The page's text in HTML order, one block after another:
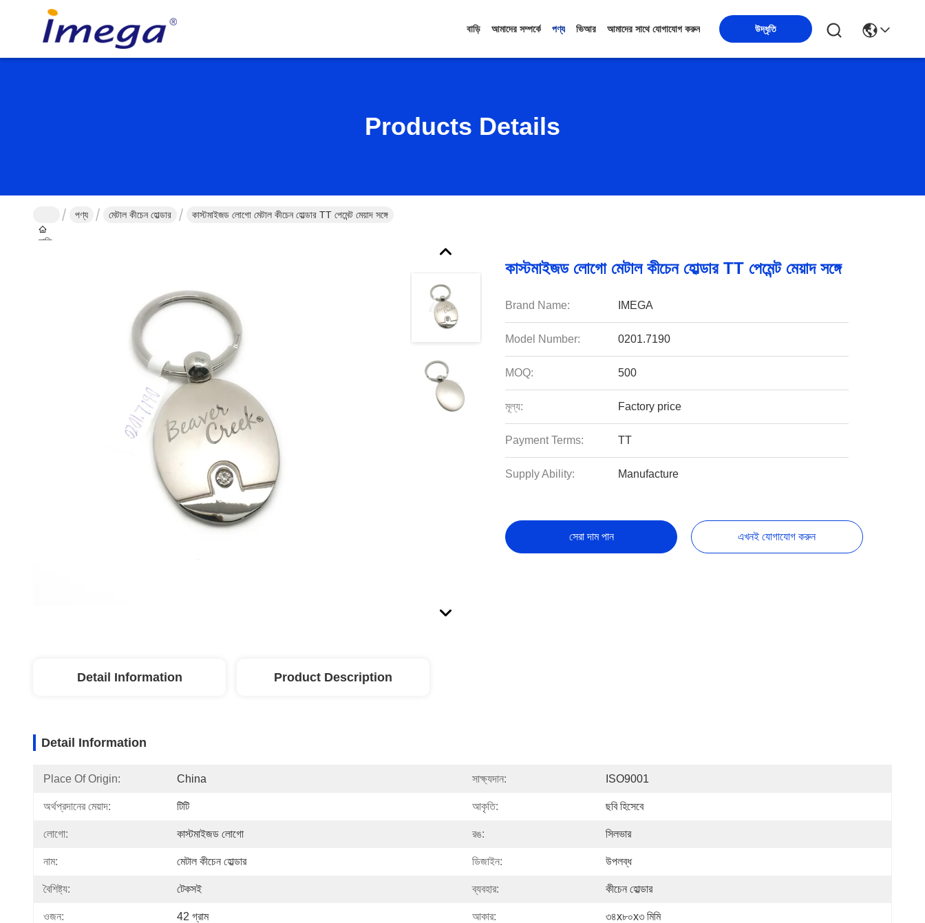
বাড়ি আমাদের সম্পর্কে পণ্য ভিআর আমাদের সাথে যোগাযোগ করুন উদ্ধৃতি
Products Details
বাড়ি
পণ্য মেটাল কীচেন হোল্ডার কাস্টমাইজড লোগো মেটাল কীচেন হোল্ডার TT পেমেন্ট মেয়াদ সঙ্গে
কাস্টমাইজড লোগো মেটাল কীচেন হোল্ডার TT পেমেন্ট মেয়াদ সঙ্গে
Brand Name: IMEGA
Model Number: 0201.7190
MOQ: 500
মূল্য: Factory price
Payment Terms: TT
Supply Ability: Manufacture
সেরা দাম পান এখনই যোগাযোগ করুন
Detail Information Product Description
Detail Information
Place Of Origin: China সাক্ষ্যদান: ISO9001
অর্থপ্রদানের মেয়াদ: টিটি আকৃতি: ছবি হিসেবে
লোগো: কাস্টমাইজড লোগো রঙ: সিলভার
নাম: মেটাল কীচেন হোল্ডার ডিজাইন: উপলব্ধ
বৈশিষ্ট্য: টেকসই ব্যবহার: কীচেন হোল্ডার
ওজন: 42 গ্রাম আকার: ৩৪x৮০x৩ মিমি